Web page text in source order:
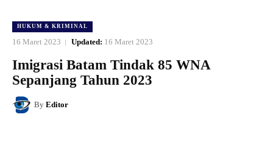
HUKUM & KRIMINAL
16 Maret 2023 Updated: 16 Maret 2023
Imigrasi Batam Tindak 85 WNA
Sepanjang Tahun 2023
By Editor